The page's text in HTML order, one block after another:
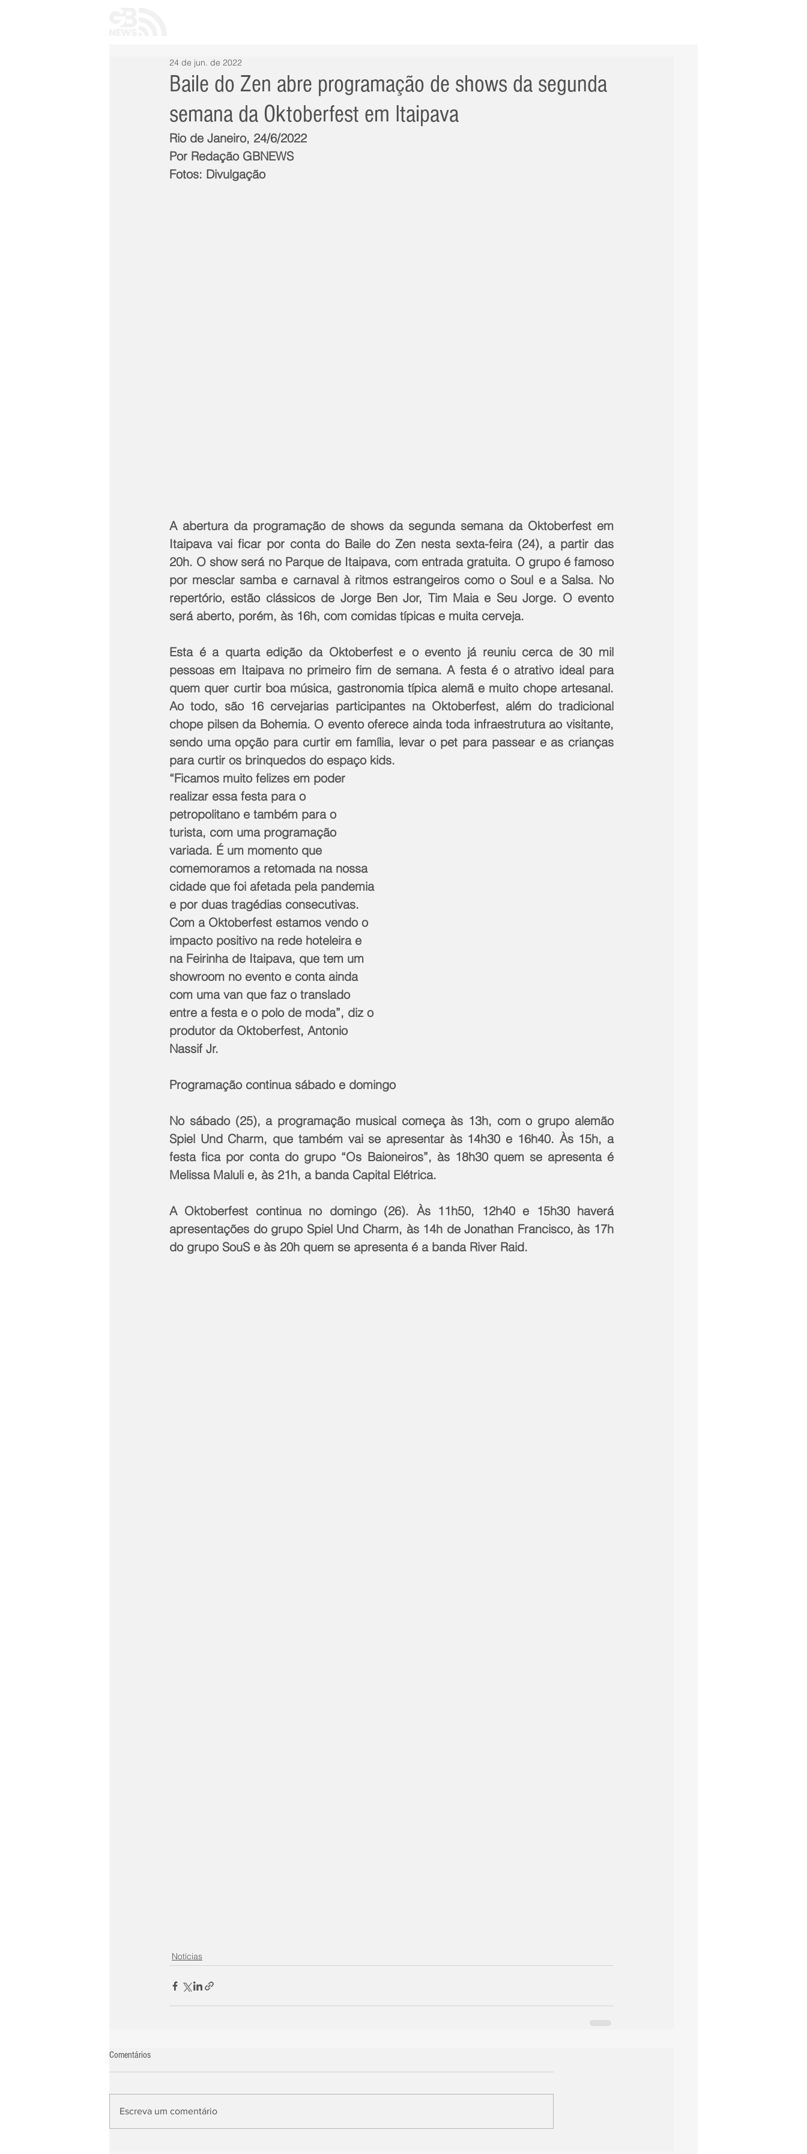
Baile do Zen abre programação de shows da segunda
semana da Oktoberfest em Itaipava
24 de jun. de 2022
Rio de Janeiro, 24/6/2022
Por Redação GBNEWS
Fotos: Divulgação
A abertura da programação de shows da segunda semana da Oktoberfest em
Itaipava vai ficar por conta do Baile do Zen nesta sexta-feira (24), a partir das
20h. O show será no Parque de Itaipava, com entrada gratuita. O grupo é famoso
por mesclar samba e carnaval à ritmos estrangeiros como o Soul e a Salsa. No
repertório, estão clássicos de Jorge Ben Jor, Tim Maia e Seu Jorge. O evento
será aberto, porém, às 16h, com comidas típicas e muita cerveja.
Esta é a quarta edição da Oktoberfest e o evento já reuniu cerca de 30 mil
pessoas em Itaipava no primeiro fim de semana. A festa é o atrativo ideal para
quem quer curtir boa música, gastronomia típica alemã e muito chope artesanal.
Ao todo, são 16 cervejarias participantes na Oktoberfest, além do tradicional
chope pilsen da Bohemia. O evento oferece ainda toda infraestrutura ao visitante,
sendo uma opção para curtir em família, levar o pet para passear e as crianças
para curtir os brinquedos do espaço kids.
“Ficamos muito felizes em poder
realizar essa festa para o
petropolitano e também para o
turista, com uma programação
variada. É um momento que
comemoramos a retomada na nossa
cidade que foi afetada pela pandemia
e por duas tragédias consecutivas.
Com a Oktoberfest estamos vendo o
impacto positivo na rede hoteleira e
na Feirinha de Itaipava, que tem um
showroom no evento e conta ainda
com uma van que faz o translado
entre a festa e o polo de moda”, diz o
produtor da Oktoberfest, Antonio
Nassif Jr.
Programação continua sábado e domingo
No sábado (25), a programação musical começa às 13h, com o grupo alemão
Spiel Und Charm, que também vai se apresentar às 14h30 e 16h40. Às 15h, a
festa fica por conta do grupo “Os Baioneiros”, às 18h30 quem se apresenta é
Melissa Maluli e, às 21h, a banda Capital Elétrica.
A Oktoberfest continua no domingo (26). Às 11h50, 12h40 e 15h30 haverá
apresentações do grupo Spiel Und Charm, às 14h de Jonathan Francisco, às 17h
do grupo SouS e às 20h quem se apresenta é a banda River Raid.
Notícias
Comentários
Escreva um comentário